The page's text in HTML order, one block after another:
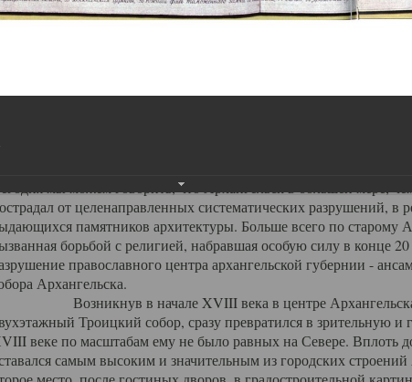
Галерея Храмы-мученики Архангельска Свято-
Свято-Троицкий собор
Троицкий собор Архангельска
Сегодня мы можем говорить, что Архангельск в большей мере,
от целенаправленных систематических разрушений, в
памятников архитектуры. Больше всего по старому
борьбой с религией, набравшая особую силу в конце
православного центра архангельской губернии -
Архангельска.
Возникнув в начале XVIII века в центре Архангельска,
Троицкий собор, сразу превратился в зрительную
веке по масштабам ему не было равных на Севере. Вплоть
самым высоким и значительным из городских